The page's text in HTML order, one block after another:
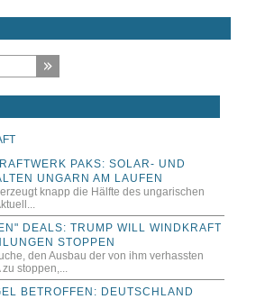
PAKS: SOLAR- UND
UNGARN AM LAUFEN
knapp die Hälfte des ungarischen
DEALS: TRUMP WILL WINDKRAFT
STOPPEN
den Ausbau der von ihm verhassten
stoppen,...
BETROFFEN: DEUTSCHLAND